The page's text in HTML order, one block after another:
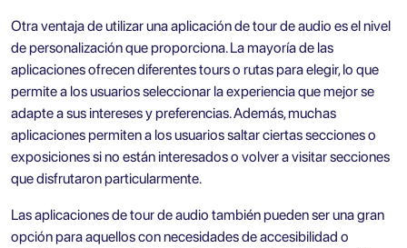
Otra ventaja de utilizar una aplicación de tour de audio es el nivel
de personalización que proporciona. La mayoría de las
aplicaciones ofrecen diferentes tours o rutas para elegir, lo que
permite a los usuarios seleccionar la experiencia que mejor se
adapte a sus intereses y preferencias. Además, muchas
aplicaciones permiten a los usuarios saltar ciertas secciones o
exposiciones si no están interesados o volver a visitar secciones
que disfrutaron particularmente.
Las aplicaciones de tour de audio también pueden ser una gran
opción para aquellos con necesidades de accesibilidad o